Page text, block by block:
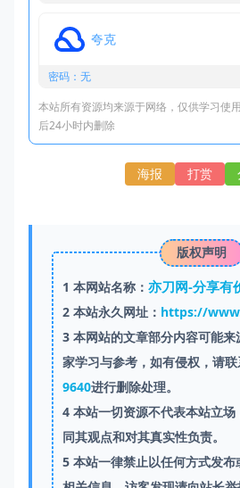
夸克
密码：无
本站所有资源均来源于网络，仅供学习使
后24小时内删除
海报 打赏
版权声明
1 本网站名称： 亦刀网-分享有
2本站永久网址： https://
3本网站的文章部分内容可能来
家学习与参考，如有侵权，请
9640进行删除处理。
4本站一切资源不代表本站立场
同其观点和对其真实性负责。
5本站一律禁止以任何方式发布